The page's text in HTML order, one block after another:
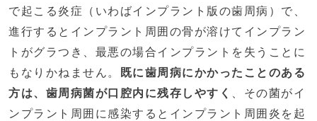
で起こる炎症（いわばインプラント版の歯周病）で、
進行するとインプラント周囲の骨が溶けてインプラン
トがグラつき、最悪の場合インプラントを失うことに
もなりかねません。
既に歯周病にかかったことのある
方は、歯周病菌が口腔内に残存しやすく 、その菌がイ
ンプラント周囲に感染するとインプラント周囲炎を起